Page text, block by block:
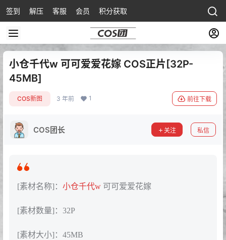
签到 解压 客服 会员 积分获取
小仓千代w 可可爱爱花嫁 COS正片[32P-
45MB]
COS新图 3 年前 1 前往下载
COS团长 关注 私信
[素材名称]： 小仓千代w 可可爱爱花嫁
[素材数量]：32P
[素材大小]：45MB